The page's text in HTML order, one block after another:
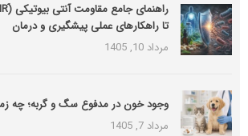
تا راهکارهای عملی پیشگیری و درمان
مرداد 10, 1405
وجود خون در مدفوع سگ و گربه؛ چه
مرداد 7, 1405